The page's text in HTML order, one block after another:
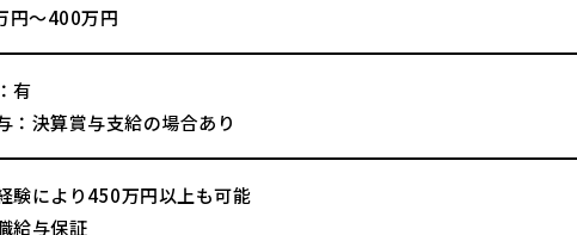
円～400万円
有
：決算賞与支給の場合あり
験により450万円以上も可能
給与保証